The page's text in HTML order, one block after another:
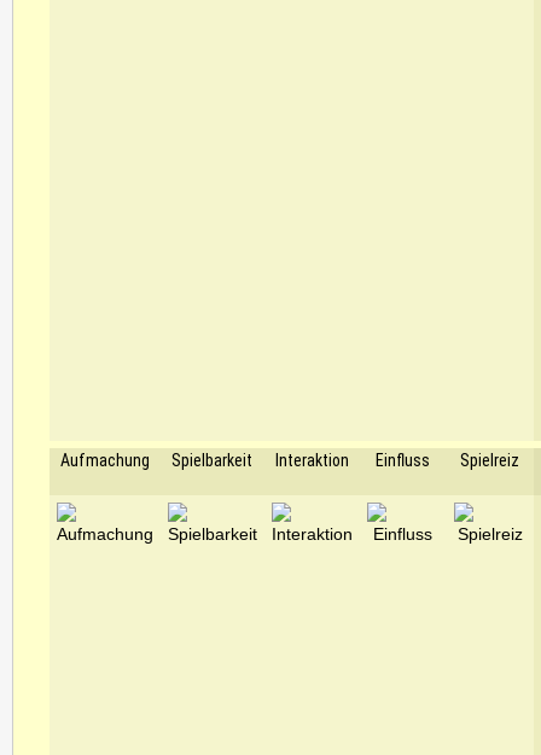
Aufmachung Spielbarkeit Interaktion Einfluss Spielreiz